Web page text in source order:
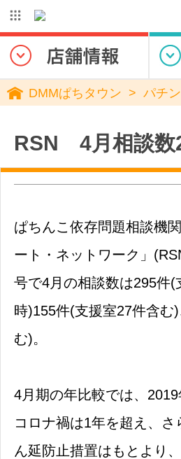
DMMぱちタウン パチ
RSN 4月相談数
ぱちんこ依存問題相談機
ート・ネットワーク」
号で4月の相談数は295件
時)155件(支援室27件含む
む)。
4月期の年比較では、
コロナ禍は1年を超え、
ん延防止措置はもとより